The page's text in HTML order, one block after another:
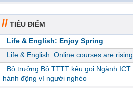
// TIÊU ĐIỂM
Life & English: Enjoy Spring
Life & English: Online courses are rising
Bộ trưởng Bộ TTTT kêu gọi Ngành ICT
hành động vì người nghèo